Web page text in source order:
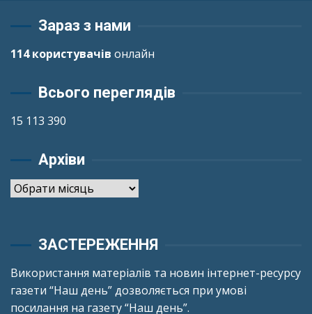
Зараз з нами
114 користувачів онлайн
Всього переглядів
15 113 390
Архіви
Архіви
ЗАСТЕРЕЖЕННЯ
Використання матеріалів та новин інтернет-ресурсу
газети “Наш день” дозволяється при умові
посилання на газету “Наш день”.